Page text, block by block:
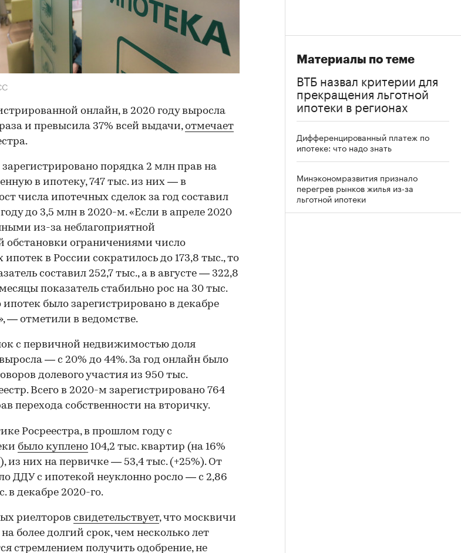
онлайн, в 2020 году выросла
и превысила 37% всей выдачи,отмечает
порядка 2 млн прав на
в ипотеку, 747 тыс. из них — в
числа ипотечных сделок за год составил
до 3,5 млн в 2020-м. «Если в апреле 2020
из-за неблагоприятной
обстановки ограничениями число
в России сократилось до 173,8 тыс., то
составил 252,7 тыс., а в августе — 322,8
показатель стабильно рос на 30 тыс.
ипотек было зарегистрировано в декабре
— отметили в ведомстве.
с первичной недвижимостью доля
— с 20% до 44%. За год онлайн было
долевого участия из 950 тыс.
Всего в 2020-м зарегистрировано 764
перехода собственности на вторичку.
Росреестра, в прошлом году с
было куплено 104,2 тыс. квартир (на 16%
из них на первичке — 53,4 тыс. (+25%). От
ДДУ с ипотекой неуклонно росло — с 2,86
в декабре 2020-го.
риелторов свидетельствует, что москвичи
более долгий срок, чем несколько лет
стремлением получить одобрение, не
Материалы по теме
ВТБ назвал критерии для
прекращения льготной
ипотеки в регионах
Дифференцированный платеж по
ипотеке: что надо знать
Минэкономразвития признало
перегрев рынков жилья из-за
льготной ипотеки